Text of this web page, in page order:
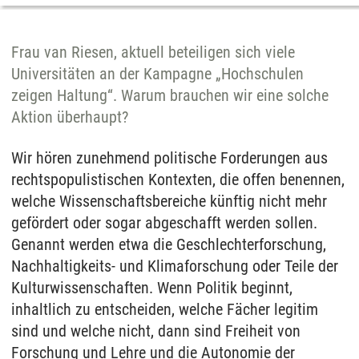
Frau van Riesen, aktuell beteiligen sich viele
Universitäten an der Kampagne „Hochschulen
zeigen Haltung“. Warum brauchen wir eine solche
Aktion überhaupt?
Wir hören zunehmend politische Forderungen aus
rechtspopulistischen Kontexten, die offen benennen,
welche Wissenschaftsbereiche künftig nicht mehr
gefördert oder sogar abgeschafft werden sollen.
Genannt werden etwa die Geschlechterforschung,
Nachhaltigkeits- und Klimaforschung oder Teile der
Kulturwissenschaften. Wenn Politik beginnt,
inhaltlich zu entscheiden, welche Fächer legitim
sind und welche nicht, dann sind Freiheit von
Forschung und Lehre und die Autonomie der